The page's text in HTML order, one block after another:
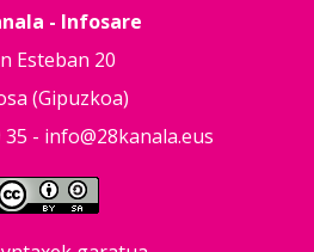
- Infosare
Esteban 20
(Gipuzkoa)
35 - info@28kanala.eus